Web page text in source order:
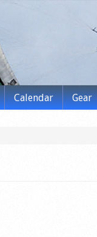
Calendar Gear